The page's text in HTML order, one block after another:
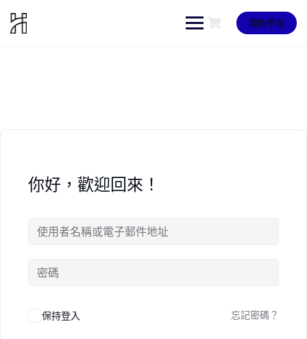
content
開始學習
你好，歡迎回來！
保持登入 忘記密碼？